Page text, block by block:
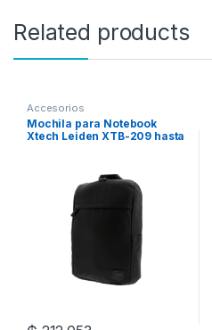
Related products
Accesorios
Mochila para Notebook
Xtech Leiden XTB-209 hasta